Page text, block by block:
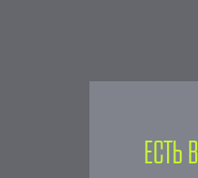
Есть